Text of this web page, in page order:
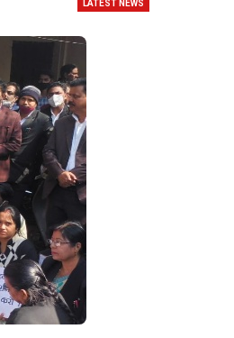
LATEST NEWS